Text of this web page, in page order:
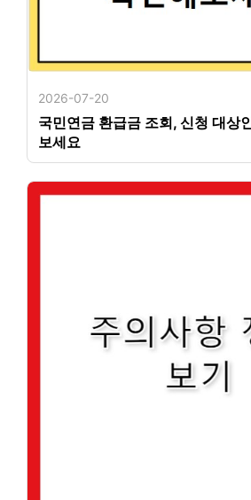
2026-07-20
국민연금 환급금 조회, 신청 대상
보세요